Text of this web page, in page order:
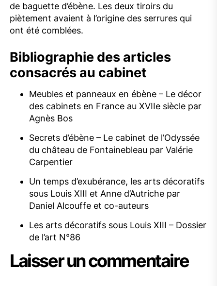
de baguette d’ébène. Les deux tiroirs du
piètement avaient à l’origine des serrures qui
ont été comblées.
Bibliographie des articles
consacrés au cabinet
Meubles et panneaux en ébène – Le décor
des cabinets en France au XVIIe siècle par
Agnès Bos
Secrets d’ébène – Le cabinet de l’Odyssée
du château de Fontainebleau par Valérie
Carpentier
Un temps d’exubérance, les arts décoratifs
sous Louis XIII et Anne d’Autriche par
Daniel Alcouffe et co-auteurs
Les arts décoratifs sous Louis XIII – Dossier
de l’art N°86
Laisser un commentaire